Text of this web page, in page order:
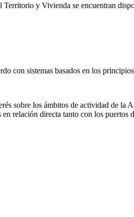
y Vivienda se encuentran
con sistemas basados en los
sobre los ámbitos de actividad de la
relación directa tanto con los puertos